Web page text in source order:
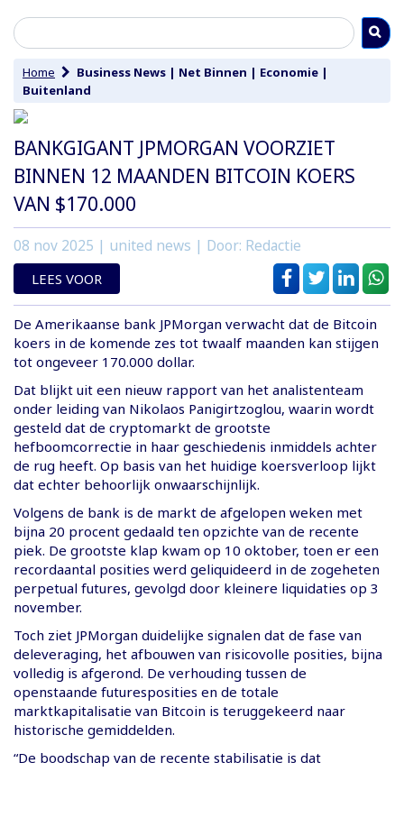
Home Business News | Net Binnen | Economie |
Buitenland
BANKGIGANT JPMORGAN VOORZIET
BINNEN 12 MAANDEN BITCOIN KOERS
VAN $170.000
08 nov 2025 | united news | Door: Redactie
LEES VOOR
De Amerikaanse bank JPMorgan verwacht dat de Bitcoin
koers in de komende zes tot twaalf maanden kan stijgen
tot ongeveer 170.000 dollar.
Dat blijkt uit een nieuw rapport van het analistenteam
onder leiding van Nikolaos Panigirtzoglou, waarin wordt
gesteld dat de cryptomarkt de grootste
hefboomcorrectie in haar geschiedenis inmiddels achter
de rug heeft. Op basis van het huidige koersverloop lijkt
dat echter behoorlijk onwaarschijnlijk.
Volgens de bank is de markt de afgelopen weken met
bijna 20 procent gedaald ten opzichte van de recente
piek. De grootste klap kwam op 10 oktober, toen er een
recordaantal posities werd geliquideerd in de zogeheten
perpetual futures, gevolgd door kleinere liquidaties op 3
november.
Toch ziet JPMorgan duidelijke signalen dat de fase van
deleveraging, het afbouwen van risicovolle posities, bijna
volledig is afgerond. De verhouding tussen de
openstaande futuresposities en de totale
marktkapitalisatie van Bitcoin is teruggekeerd naar
historische gemiddelden.
“De boodschap van de recente stabilisatie is dat